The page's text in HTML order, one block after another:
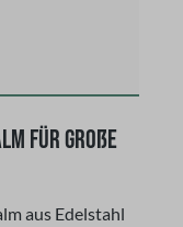
für große
aus Edelstahl